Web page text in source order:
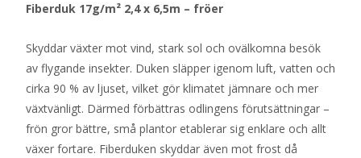
Fiberduk 17g/m² 2,4 x 6,5m – fröer
Skyddar växter mot vind, stark sol och ovälkomna besök
av flygande insekter. Duken släpper igenom luft, vatten och
cirka 90 % av ljuset, vilket gör klimatet jämnare och mer
växtvänligt. Därmed förbättras odlingens förutsättningar –
frön gror bättre, små plantor etablerar sig enklare och allt
växer fortare. Fiberduken skyddar även mot frost då